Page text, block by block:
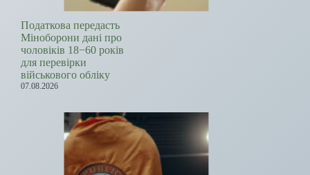
Податкова передасть
Міноборони дані про
чоловіків 18−60 років
для перевірки
військового обліку
07.08.2026